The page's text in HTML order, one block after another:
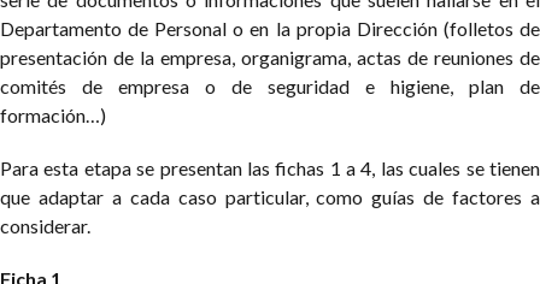
Departamento de Personal o en la propia Dirección (folletos de
presentación de la empresa, organigrama, actas de reuniones de
comités de empresa o de seguridad e higiene, plan de
formación…)
Para esta etapa se presentan las fichas 1 a 4, las cuales se tienen
que adaptar a cada caso particular, como guías de factores a
considerar.
Ficha 1